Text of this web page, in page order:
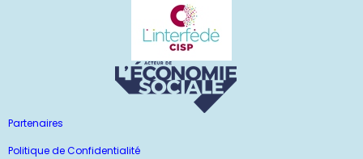
Partenaires
Politique de Confidentialité